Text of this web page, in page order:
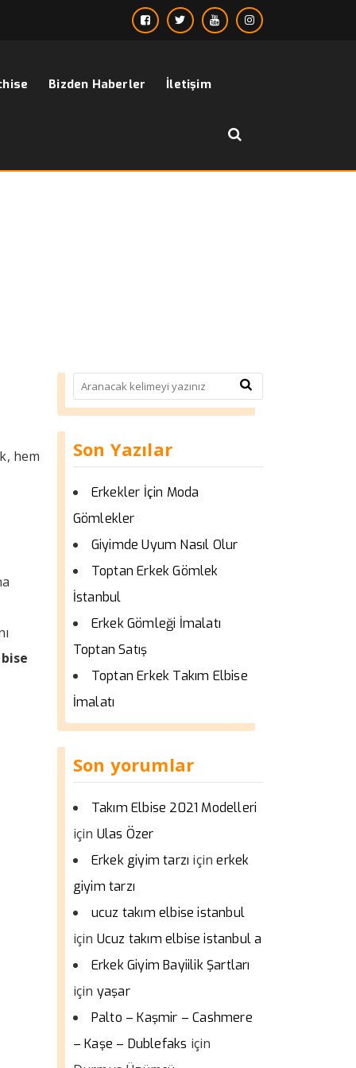
Bizden Haberler İletişim
hem
Son Yazılar
Erkekler İçin Moda
Gömlekler
Giyimde Uyum Nasıl Olur
Toptan Erkek Gömlek
İstanbul
Erkek Gömleği İmalatı
Toptan Satış
Toptan Erkek Takım Elbise
İmalatı
Son yorumlar
Takım Elbise 2021 Modelleri
için Ulas Özer
Erkek giyim tarzı içinerkek
giyim tarzı
ucuz takım elbise istanbul
için Ucuz takım elbise istanbul a
Erkek Giyim Bayiilik Şartları
için yaşar
Palto – Kaşmir – Cashmere
– Kaşe – Dublefaks için